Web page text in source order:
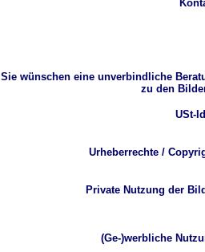
Sie wünschen eine unverbindliche
zu den
USt-
Urheberrechte /
Private Nutzung der
(Ge-)werbliche